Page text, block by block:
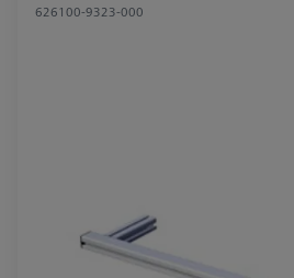
626100-9323-000